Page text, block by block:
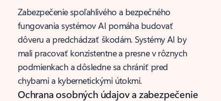
Zabezpečenie spoľahlivého a bezpečného
fungovania systémov AI pomáha budovať
dôveru a predchádzať škodám. Systémy AI by
mali pracovať konzistentne a presne v rôznych
podmienkach a dôsledne sa chrániť pred
chybami a kybernetickými útokmi.
Ochrana osobných údajov a zabezpečenie